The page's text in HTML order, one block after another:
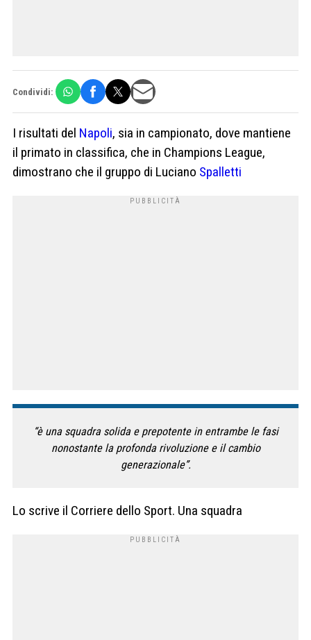
Condividi:
I risultati del Napoli, sia in campionato, dove mantiene
il primato in classifica, che in Champions League,
dimostrano che il gruppo di Luciano Spalletti
“è una squadra solida e prepotente in entrambe le fasi
nonostante la profonda rivoluzione e il cambio
generazionale”.
Lo scrive il Corriere dello Sport. Una squadra